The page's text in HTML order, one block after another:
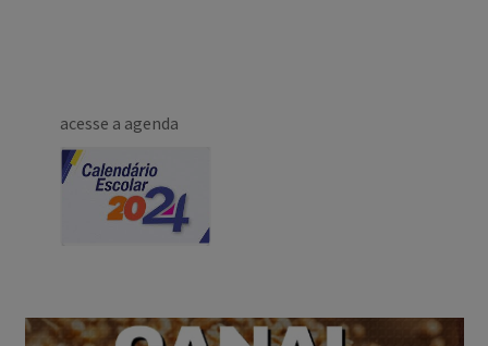
acesse a agenda